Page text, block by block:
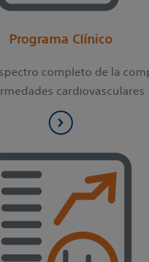
Programa Clínico
completo de la
cardiovasculares